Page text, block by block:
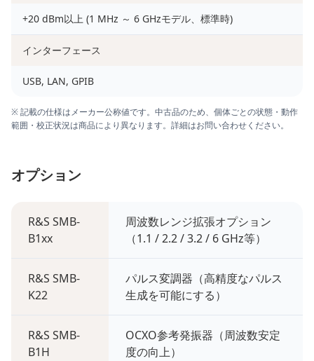
+20 dBm以上 (1 MHz ～ 6 GHzモデル、標準時)
インターフェース
USB, LAN, GPIB
※ 記載の仕様はメーカー公称値です。中古品のため、個体ごとの状態・動作
範囲・校正状況は商品により異なります。詳細はお問い合わせください。
オプション
R&S SMB-
B1xx
周波数レンジ拡張オプション
（1.1 / 2.2 / 3.2 / 6 GHz等）
R&S SMB-
K22
パルス変調器（高精度なパルス
生成を可能にする）
R&S SMB-
B1H
OCXO参考発振器（周波数安定
度の向上）